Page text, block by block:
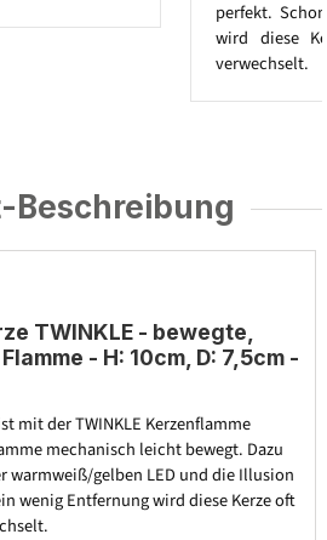
perfekt.
wird diese
verwechselt.
Beschreibung
TWINKLE - bewegte,
- H: 10cm, D: 7,5cm -
mit der TWINKLE Kerzenflamme
mechanisch leicht bewegt. Dazu
warmweiß/gelben LED und die Illusion
wenig Entfernung wird diese Kerze oft